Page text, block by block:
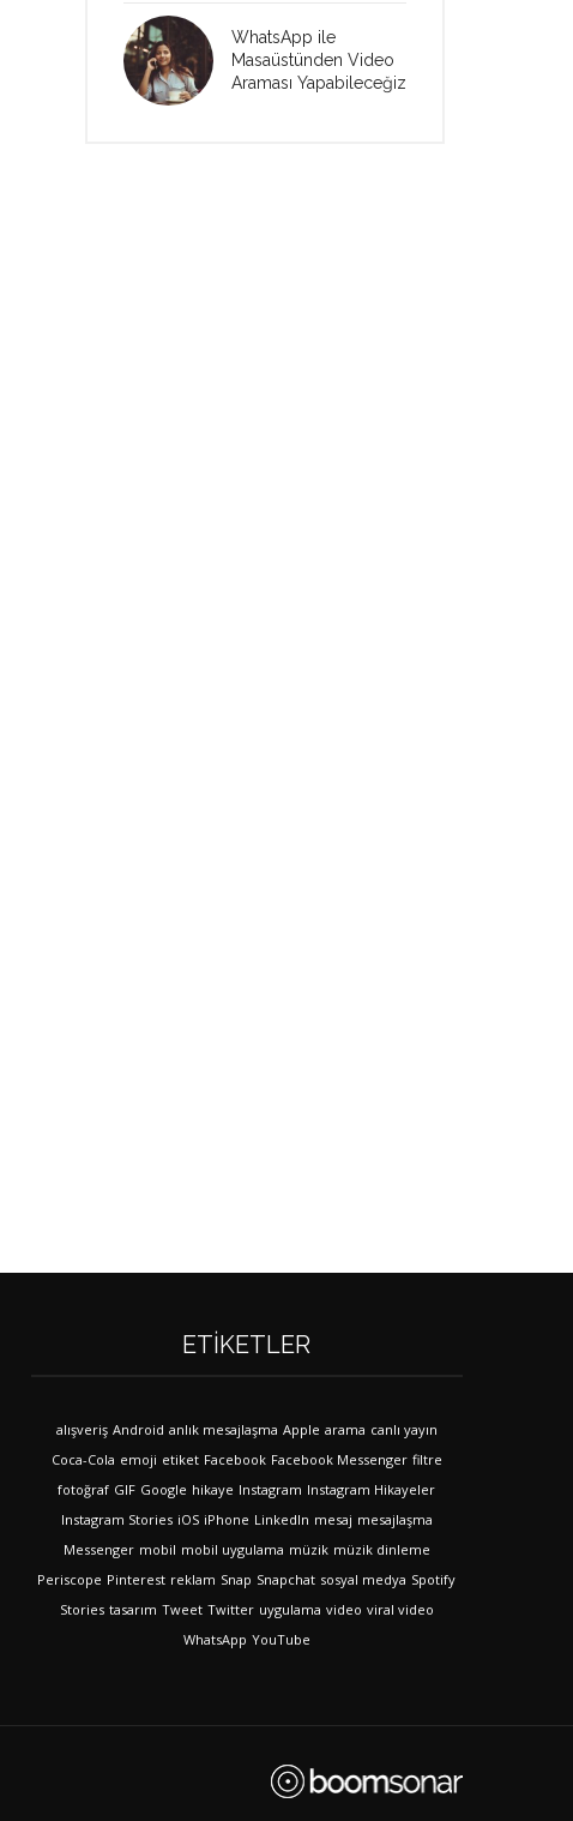
WhatsApp ile
Masaüstünden Video
Araması Yapabileceğiz
ETIKETLER
alışveriş Android anlık mesajlaşma Apple arama canlı yayın
Coca-Cola emoji etiket Facebook Facebook Messenger filtre
fotoğraf GIF Google hikaye Instagram Instagram Hikayeler
Instagram Stories iOS iPhone LinkedIn mesaj mesajlaşma
Messenger mobil mobil uygulama müzik müzik dinleme
Periscope Pinterest reklam Snap Snapchat sosyal medya Spotify
Stories tasarım Tweet Twitter uygulama video viral video
WhatsApp YouTube